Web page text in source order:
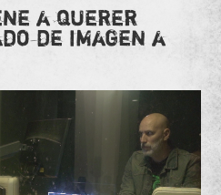
a querer
de imagen a